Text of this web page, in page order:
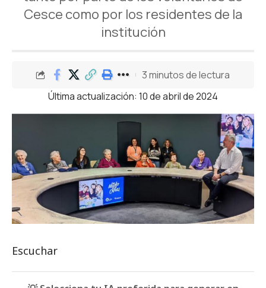
Cesce como por los residentes de la
institución
Última actualización: 10 de abril de 2024
3 minutos de lectura
Escuchar